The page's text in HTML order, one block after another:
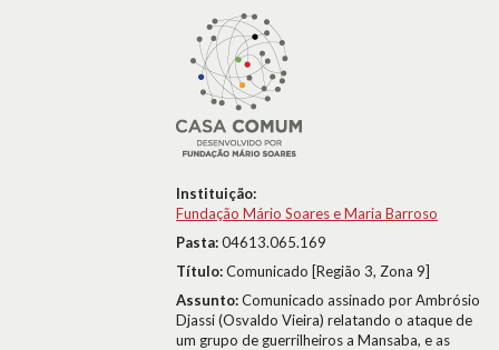
Instituição:
Fundação Mário Soares e Maria Barroso
Pasta:04613.065.169
Título:Comunicado [Região 3, Zona 9]
Assunto:Comunicado assinado por Ambrósio
Djassi (Osvaldo Vieira) relatando o ataque de
um grupo de guerrilheiros a Mansaba, e as